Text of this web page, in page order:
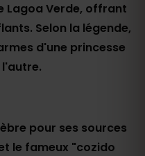
Lagoa Verde, offrant
Selon la légende,
d'une princesse
pour ses sources
le fameux "cozido